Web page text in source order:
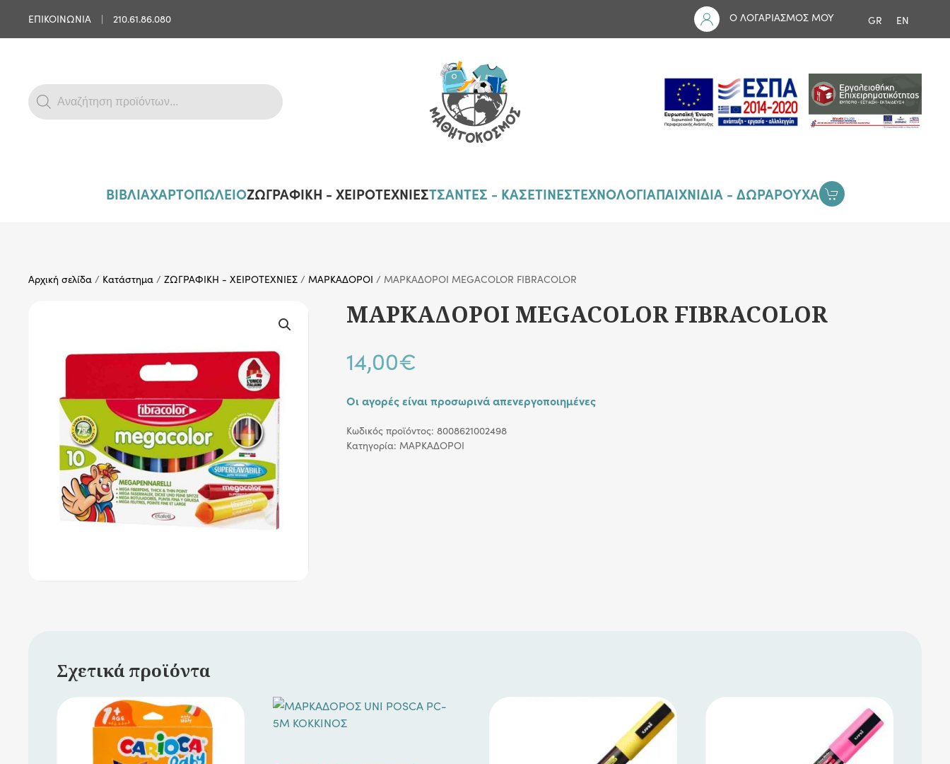
Skip to main content
ΕΠΙΚΟΙΝΩΝΙΑ | 210.61.86.080 Ο ΛΟΓΑΡΙΑΣΜΟΣ ΜΟΥ GR EN
Products
search
ΒΙΒΛΙΑΧΑΡΤΟΠΩΛΕΙΟΖΩΓΡΑΦΙΚΗ - ΧΕΙΡΟΤΕΧΝΙΕΣΤΣΑΝΤΕΣ - ΚΑΣΕΤΙΝΕΣΤΕΧΝΟΛΟΓΙΑΠΑΙΧΝΙΔΙΑ - ΔΩΡΑΡΟΥΧΑ
Αρχική σελίδα / Κατάστημα / ΖΩΓΡΑΦΙΚΗ - ΧΕΙΡΟΤΕΧΝΙΕΣ / ΜΑΡΚΑΔΟΡΟΙ / ΜΑΡΚΑΔΟΡΟΙ MEGACOLOR FIBRACOLOR
ΜΑΡΚΑΔΟΡΟΙ MEGACOLOR FIBRACOLOR
14,00€
Οι αγορές είναι προσωρινά απενεργοποιημένες
Κωδικός προϊόντος: 8008621002498
Κατηγορία: ΜΑΡΚΑΔΟΡΟΙ
Σχετικά προϊόντα